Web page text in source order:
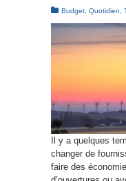
Budget Quotidien
Il y a quelques
changer de
faire des